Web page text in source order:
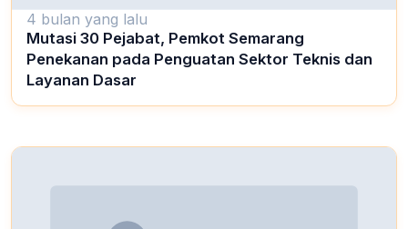
4 bulan yang lalu
Mutasi 30 Pejabat, Pemkot Semarang
Penekanan pada Penguatan Sektor Teknis dan
Layanan Dasar